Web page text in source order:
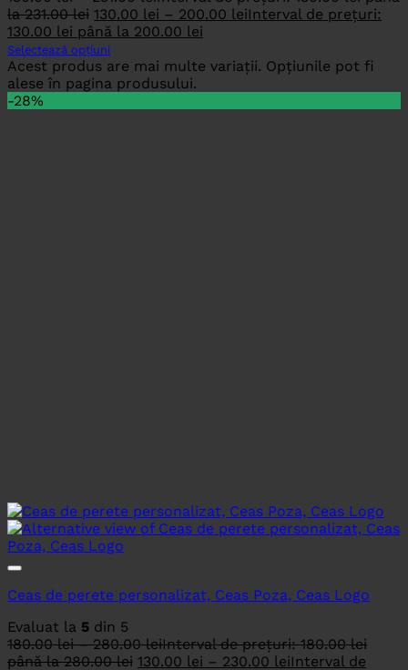
la 231.00 lei 130.00 lei – 200.00 leiInterval de prețuri:
130.00 lei până la 200.00 lei
Selectează opțiuni
Acest produs are mai multe variații. Opțiunile pot fi
alese în pagina produsului.
-28%
Ceas de perete personalizat, Ceas Poza, Ceas Logo
Evaluat la 5 din 5
180.00lei – 280.00leiInterval de prețuri: 180.00 lei
până la 280.00 lei 130.00 lei – 230.00 leiInterval de